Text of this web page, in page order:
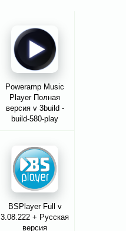
Poweramp Music
Player Полная
версия v 3build -
build-580-play
BSPlayer Full v
3.08.222 + Русская
версия